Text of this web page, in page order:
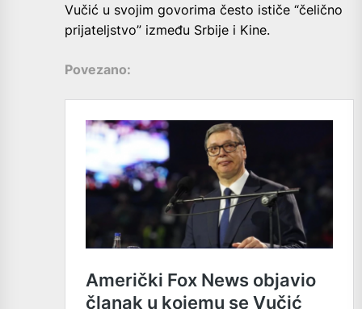
Vučić u svojim govorima često ističe “čelično
prijateljstvo” između Srbije i Kine.
Povezano: